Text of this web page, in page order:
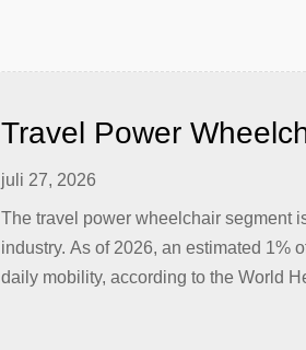
Travel Power
Guide for Distributors
Compliance Tips &
juli 27, 2026
The travel power wheelchair segment
industry. As of 2026, an estimated 1%
daily mobility, according to the World